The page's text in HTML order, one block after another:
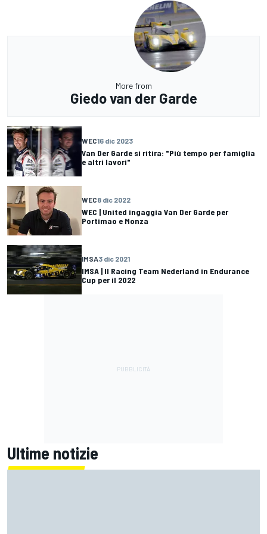
More from
Giedo van der Garde
WEC16 dic 2023
Van Der Garde si ritira: "Più tempo per famiglia
e altri lavori"
WEC8 dic 2022
WEC | United ingaggia Van Der Garde per
Portimao e Monza
IMSA3 dic 2021
IMSA | Il Racing Team Nederland in Endurance
Cup per il 2022
Ultime notizie